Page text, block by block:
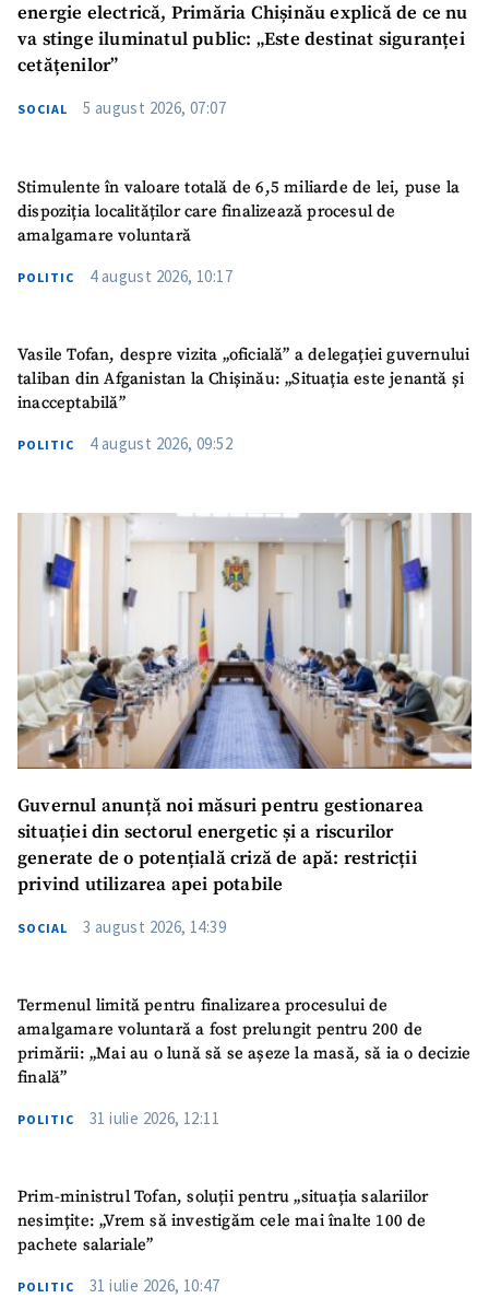
energie electrică, Primăria Chișinău explică de ce nu
va stinge iluminatul public: „Este destinat siguranței
cetățenilor”
SOCIAL 5 august 2026, 07:07
Stimulente în valoare totală de 6,5 miliarde de lei, puse la
dispoziția localităților care finalizează procesul de
amalgamare voluntară
POLITIC 4 august 2026, 10:17
Vasile Tofan, despre vizita „oficială” a delegației guvernului
taliban din Afganistan la Chișinău: „Situația este jenantă și
inacceptabilă”
POLITIC 4 august 2026, 09:52
Guvernul anunță noi măsuri pentru gestionarea
situației din sectorul energetic și a riscurilor
generate de o potențială criză de apă: restricții
privind utilizarea apei potabile
SOCIAL 3 august 2026, 14:39
Termenul limită pentru finalizarea procesului de
amalgamare voluntară a fost prelungit pentru 200 de
primării: „Mai au o lună să se așeze la masă, să ia o decizie
finală”
POLITIC 31 iulie 2026, 12:11
Prim-ministrul Tofan, soluții pentru „situația salariilor
nesimțite: „Vrem să investigăm cele mai înalte 100 de
pachete salariale”
POLITIC 31 iulie 2026, 10:47